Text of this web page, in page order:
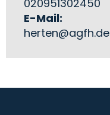
020951302450
E-Mail:
herten@agfh.de